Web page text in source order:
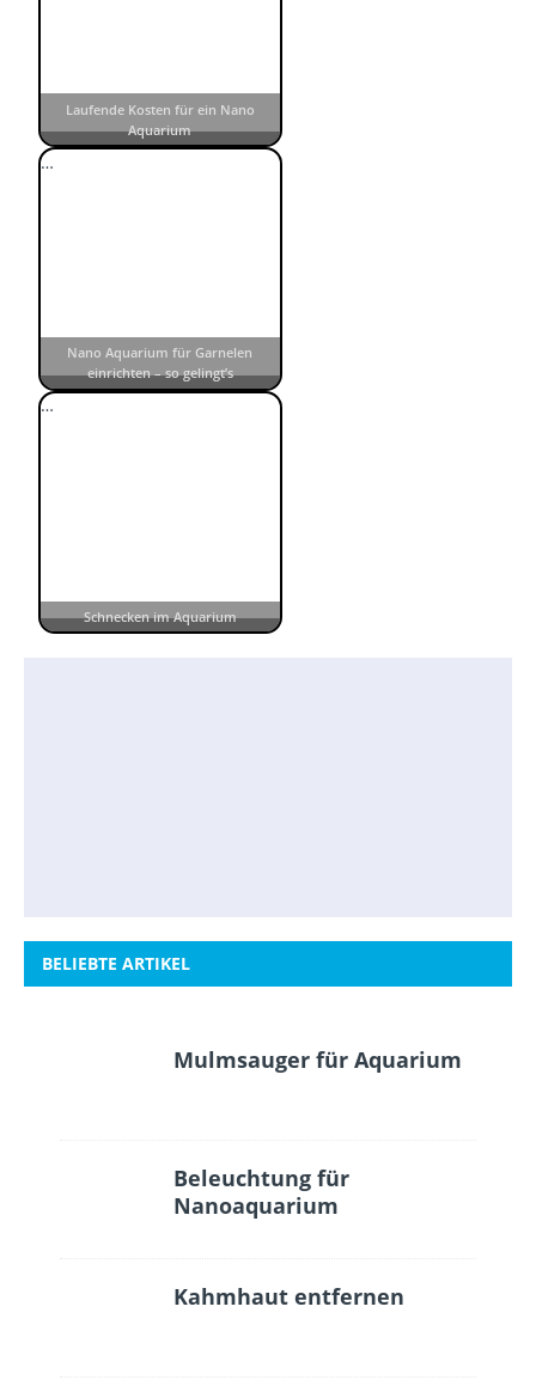
Laufende Kosten für ein Nano
Aquarium
Nano Aquarium für Garnelen
einrichten – so gelingt’s
…
Schnecken im Aquarium
…
BELIEBTE ARTIKEL
Mulmsauger für Aquarium
Beleuchtung für
Nanoaquarium
Kahmhaut entfernen